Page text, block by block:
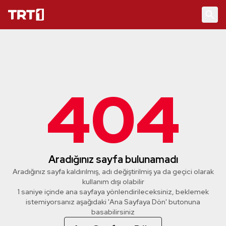
404
Aradığınız sayfa bulunamadı
Aradığınız sayfa kaldırılmış, adı değiştirilmiş ya da geçici olarak
kullanım dışı olabilir
1 saniye içinde ana sayfaya yönlendirileceksiniz, beklemek
istemiyorsanız aşağıdaki 'Ana Sayfaya Dön' butonuna
basabilirsiniz